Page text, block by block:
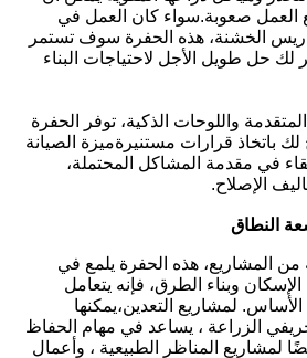
صعوبة.سواء كان العمل في
الخشنة، هذه الحفرة سوف تستمر
لك حل طويل الأجل لاحتياجات البناء
واللوحات الذكية، توفر الحفرة
لك باتخاذ قرارات مستنيرةميزة الصيانة
في مقدمة المشاكل المحتملة،
الإصلاح.
النطاق
المشاريع، هذه الحفرة يلمع في
وبناء الطرق، فإنه يتعامل
لمشاريع التعدين،يمكنها
الزراعة ، يساعد في مهام الحفاظ
لمشاريع المناظر الطبيعية ، وأعمال